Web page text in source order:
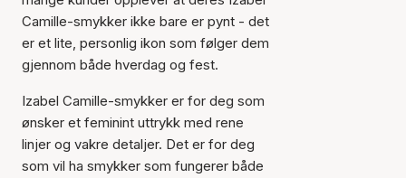
Camille-smykker ikke bare er pynt - det
er et lite, personlig ikon som følger dem
gjennom både hverdag og fest.
Izabel Camille-smykker er for deg som
ønsker et feminint uttrykk med rene
linjer og vakre detaljer. Det er for deg
som vil ha smykker som fungerer både